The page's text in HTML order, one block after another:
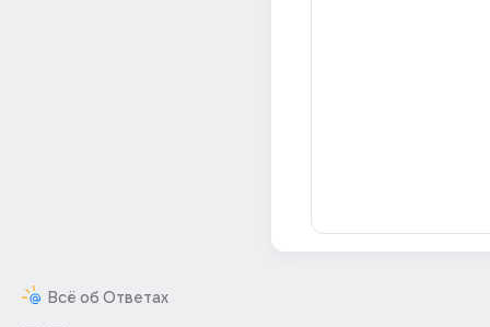
Всё об Ответах